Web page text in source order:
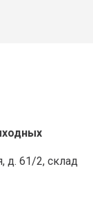
д. 61/2, склад